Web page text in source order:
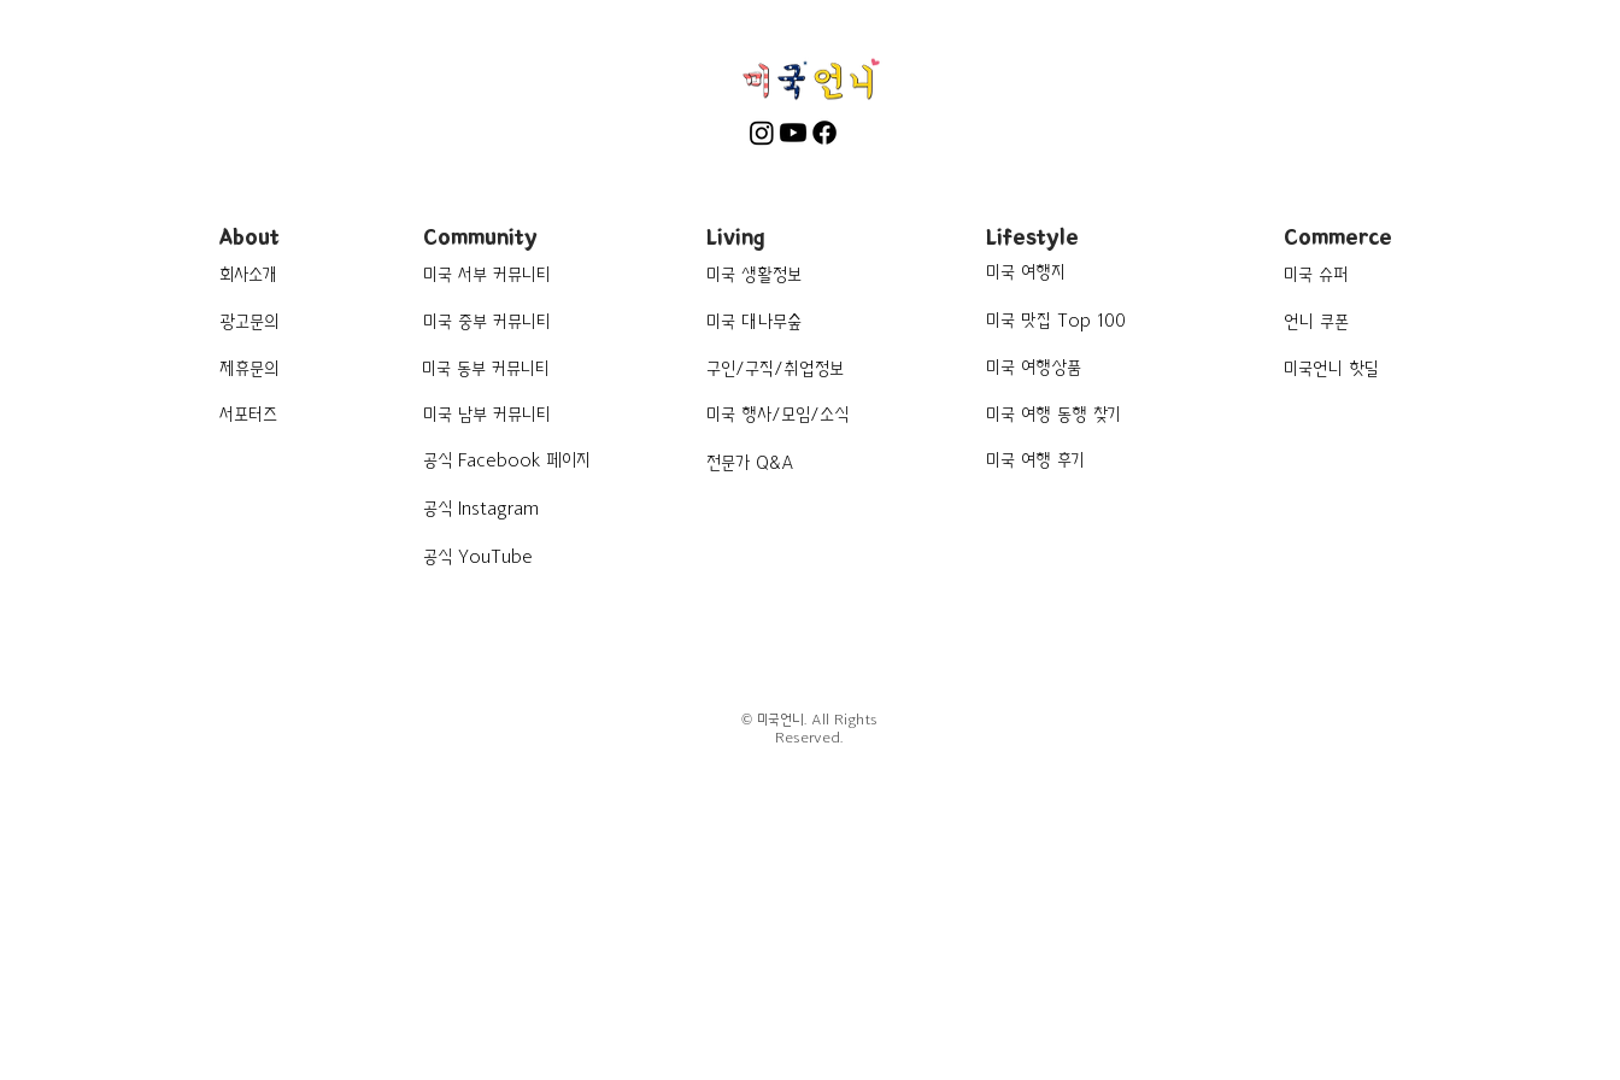
About
회사소개
광고문의
제휴문의
서포터즈
Community
미국 서부 커뮤니티
미국 중부 커뮤니티
미국 동부 커뮤니티
미국 남부 커뮤니티
공식 Facebook 페이지
공식 Instagram
공식 YouTube
Living
미국 생활정보
미국 대나무숲
구인/구직/취업정보
미국 행사/모임/소식
전문가 Q&A
Lifestyle
미국 여행지
미국 맛집 Top 100
미국 여행상품
미국 여행 동행 찾기
미국 여행 후기
Commerce
미국 슈퍼
언니 쿠폰
미국언니 핫딜
© 미국언니. All Rights
Reserved.